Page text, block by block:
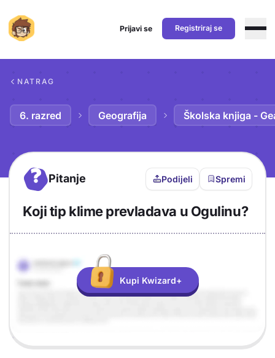
Prijavi se Registriraj se
NATRAG
6. razred Geografija Školska knjiga -
? Pitanje Podijeli Spremi
Koji tip klime prevladava u Ogulinu?
Odgovor
Objašnjenje
Kupi Kwizard+